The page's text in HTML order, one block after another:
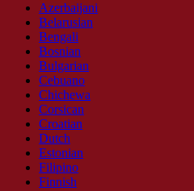
Azerbaijani
Belarusian
Bengali
Bosnian
Bulgarian
Cebuano
Chichewa
Corsican
Croatian
Dutch
Estonian
Filipino
Finnish